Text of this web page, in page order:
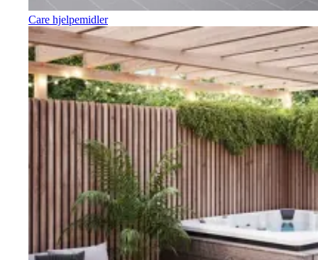
Care hjelpemidler